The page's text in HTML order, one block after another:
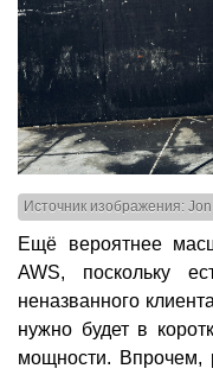
Источник изображения:
Ещё вероятнее
AWS, поскольку
неназванного
нужно будет в
мощности. Впрочем,